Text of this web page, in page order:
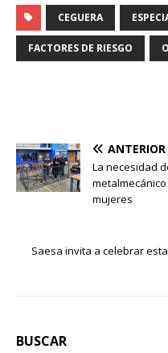
CEGUERA
FACTORES DE RIESGO
ANTERIOR
La necesidad
mujeres
Saesa invita a celebrar
BUSCAR